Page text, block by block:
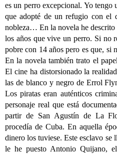
es un perro excepcional. Yo tengo
que adopté de un refugio con el
nobleza… En la novela he descrito
los años que vive un perro. Si no
pobre con 14 años pero es que, si
En la novela también trato el
El cine ha distorsionado la
las de blanco y negro de Errol
Los piratas eran auténticos
personaje real que está
partir de San Agustín de La
procedía de Cuba. En aquella
dinero los tuviese. Este esclavo
le he puesto Antonio Quijano,